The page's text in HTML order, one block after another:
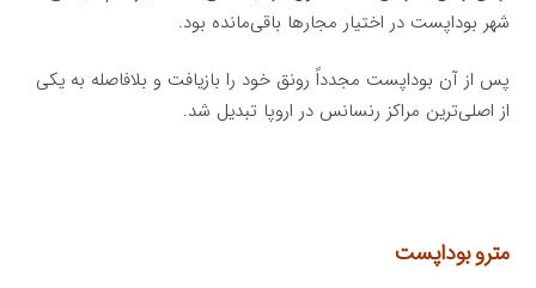
شهر بوداپست در اختیار مجارها باقی‌مانده بود.
پس از آن بوداپست مجدداً رونق خود را بازیافت و بلافاصله به یکی
از اصلی‌ترین مراکز رنسانس در اروپا تبدیل شد.
مترو بوداپست